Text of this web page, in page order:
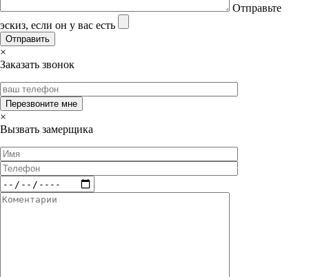
Отправьте
эскиз, если он у вас есть
×
Заказать звонок
×
Вызвать замерщика